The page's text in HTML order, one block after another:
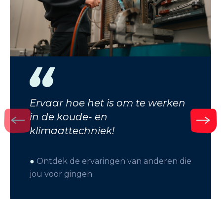
Ervaar hoe het is om te werken
in de koude- en
klimaattechniek!
● Ontdek de ervaringen van anderen die
jou voor gingen